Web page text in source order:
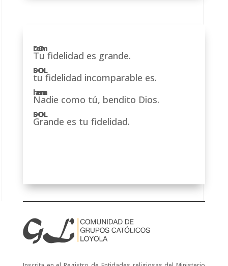
Tu fidelidad es grande.
tu fidelidad incomparable es.
Nadie como tú, bendito Dios.
Grande es tu fidelidad.